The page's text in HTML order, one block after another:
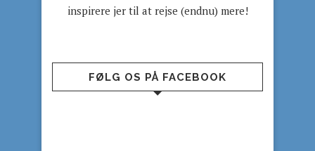
inspirere jer til at rejse (endnu) mere!
FØLG OS PÅ FACEBOOK